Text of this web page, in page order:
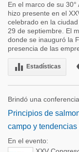
En el marco de su
hizo presente en el
celebrado en la
29 de septiembre. El
donde se inauguró la
presencia de las
equalizer Estadísticas
Brindó una
Principios de
campo y tendencias
En el evento: